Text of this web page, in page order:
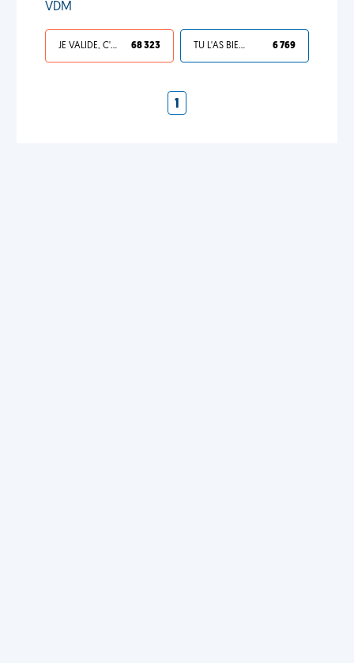
VDM
JE VALIDE, C'EST UNE VDM 68 323 TU L'AS BIEN MÉRITÉ 6 769
1